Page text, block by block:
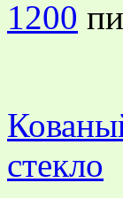
1200
стекло